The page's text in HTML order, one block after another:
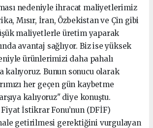
nedeniyle ihracat maliyetlerimiz
Mısır, İran, Özbekistan ve Çin gibi
maliyetlerle üretim yaparak
avantaj sağlıyor. Biz ise yüksek
ürünlerimizi daha pahalı
kalıyoruz. Bunun sonucu olarak
her geçen gün kaybetme
kalıyoruz" diye konuştu.
İstikrar Fonu’nun (DFİF)
getirilmesi gerektiğini vurgulayan